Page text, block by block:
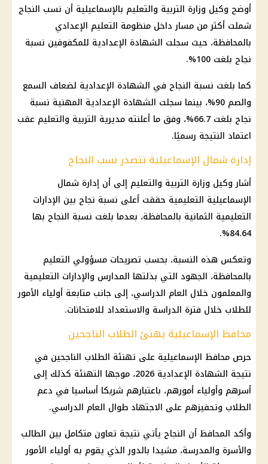
أوضح وكيل وزارة التربية والتعليم بالإسماعيلية أن نسب النجاح
شملت أكثر من مسار داخل منظومة التعليم الإعدادي
بالمحافظة، حيث سجلت الشهادة الإعدادية للمكفوفين نسبة
نجاح بلغت 100%.
كما بلغت نسبة النجاح في الشهادة الإعدادية لضعاف السمع
والصم 90%، بينما سجلت
الشهادة الإعدادية المهنية نسبة
نجاح بلغت 66.7%، وفق ما أعلنته مديرية التربية والتعليم عقب
اعتماد النتيجة رسميًا.
إدارة شمال الإسماعيلية تتصدر نسب النجاح
أشار وكيل وزارة التربية والتعليم إلى أن إدارة شمال
الإسماعيلية التعليمية حققت أعلى نسبة نجاح بين الإدارات
التعليمية الثمانية بالمحافظة، بعدما بلغت نسبة النجاح بها
84.64%.
وتعكس هذه النسبة، بحسب تصريحات مسؤولي التعليم
بالمحافظة، الجهود التي بذلتها المدارس والإدارات التعليمية
والمعلمون خلال العام الدراسي، إلى جانب متابعة أولياء الأمور
للطلاب خلال فترة الدراسة والاستعداد للامتحانات.
محافظ الإسماعيلية يهنئ الطلاب الناجحين
حرص محافظ الإسماعيلية على تهنئة الطلاب الناجحين في
نتيجة الشهادة الإعدادية 2026
، موجها التهنئة كذلك إلى
أسرهم وأولياء أمورهم، باعتبارهم شريكا أساسيا في دعم
الطلاب وتحفيزهم على الاجتهاد طوال العام الدراسي.
وأكد المحافظ أن النجاح يأتي نتيجة تعاون متكامل بين الطالب
والأسرة والمدرسة، مشيدا بالدور الذي يقوم به أولياء الأمور